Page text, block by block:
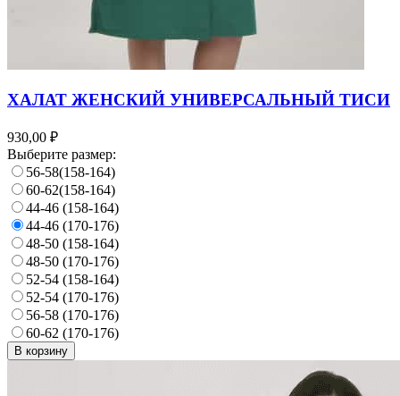
ХАЛАТ ЖЕНСКИЙ УНИВЕРСАЛЬНЫЙ ТИСИ
930,00 ₽
Выберите размер:
56-58(158-164)
60-62(158-164)
44-46 (158-164)
44-46 (170-176)
48-50 (158-164)
48-50 (170-176)
52-54 (158-164)
52-54 (170-176)
56-58 (170-176)
60-62 (170-176)
В корзину